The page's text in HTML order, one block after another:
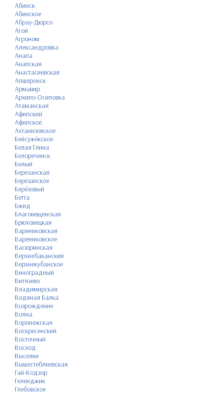
Абинск
Абинское
Абрау-Дюрсо
Агой
Агроном
Александровка
Анапа
Анапская
Анастасиевская
Апшеронск
Армавир
Архипо-Осиповка
Атаманская
Афипский
Афипское
Ахтанизовское
Бейсужёкское
Белая Глина
Белореченск
Белый
Березанская
Березанское
Берёзовый
Бетта
Бжид
Благовещенская
Брюховецкая
Варениковская
Варениковское
Васюринская
Верхнебаканский
Верхнекубанское
Виноградный
Витязево
Владимирская
Водяная Балка
Возрождение
Волна
Воронежская
Воскресенский
Восточный
Восход
Выселки
Вышестеблиевская
Гай-Кодзор
Геленджик
Глебовское